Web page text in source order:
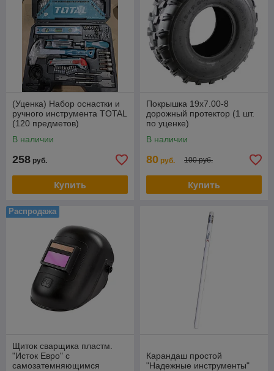
(Уценка) Набор оснастки и
ручного инструмента TOTAL
(120 предметов)
В наличии
258 руб.
Купить
Покрышка 19х7.00-8
дорожный протектор (1 шт.
по уценке)
В наличии
80 руб. 100 руб.
Купить
Распродажа
Щиток сварщика пластм.
"Исток Евро" с
самозатемняющимся
Карандаш простой
"Надежные инструменты"